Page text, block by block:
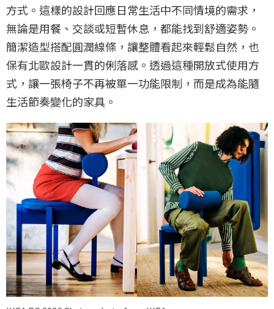
方式。這樣的設計回應日常生活中不同情境的需求，
無論是用餐、交談或短暫休息，都能找到舒適姿勢。
簡潔造型搭配圓潤線條，讓整體看起來輕鬆自然，也
保有北歐設計一貫的俐落感。透過這種開放式使用方
式，讓一張椅子不再被單一功能限制，而是成為能隨
生活節奏變化的家具。